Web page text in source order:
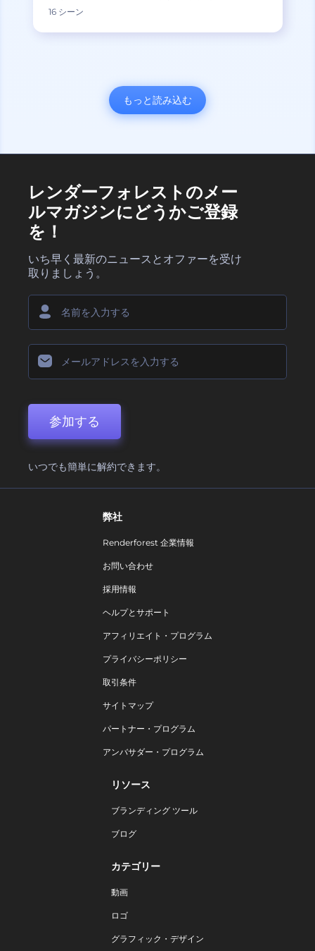
16 シーン
もっと読み込む
レンダーフォレストのメー
ルマガジンにどうかご登録
を！
いち早く最新のニュースとオファーを受け
取りましょう。
参加する
いつでも簡単に解約できます。
弊社
Renderforest 企業情報
お問い合わせ
採用情報
ヘルプとサポート
アフィリエイト・プログラム
プライバシーポリシー
取引条件
サイトマップ
パートナー・プログラム
アンバサダー・プログラム
リソース
ブランディング ツール
ブログ
カテゴリー
動画
ロゴ
グラフィック・デザイン